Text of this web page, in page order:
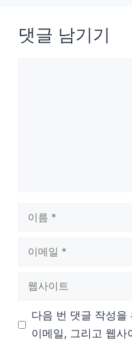
댓글 남기기
다음 번 댓글 작성을
이메일, 그리고 웹사